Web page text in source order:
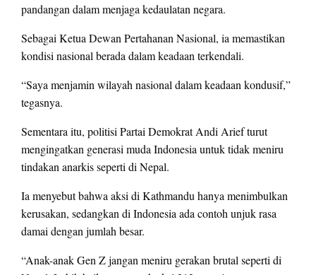
pandangan dalam menjaga kedaulatan negara.
Sebagai Ketua Dewan Pertahanan Nasional, ia memastikan
kondisi nasional berada dalam keadaan terkendali.
“Saya menjamin wilayah nasional dalam keadaan kondusif,”
tegasnya.
Sementara itu, politisi Partai Demokrat Andi Arief turut
mengingatkan generasi muda Indonesia untuk tidak meniru
tindakan anarkis seperti di Nepal.
Ia menyebut bahwa aksi di Kathmandu hanya menimbulkan
kerusakan, sedangkan di Indonesia ada contoh unjuk rasa
damai dengan jumlah besar.
“Anak-anak Gen Z jangan meniru gerakan brutal seperti di